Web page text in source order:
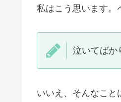
私はこう思います。
泣いてばか
いいえ、そんなこと